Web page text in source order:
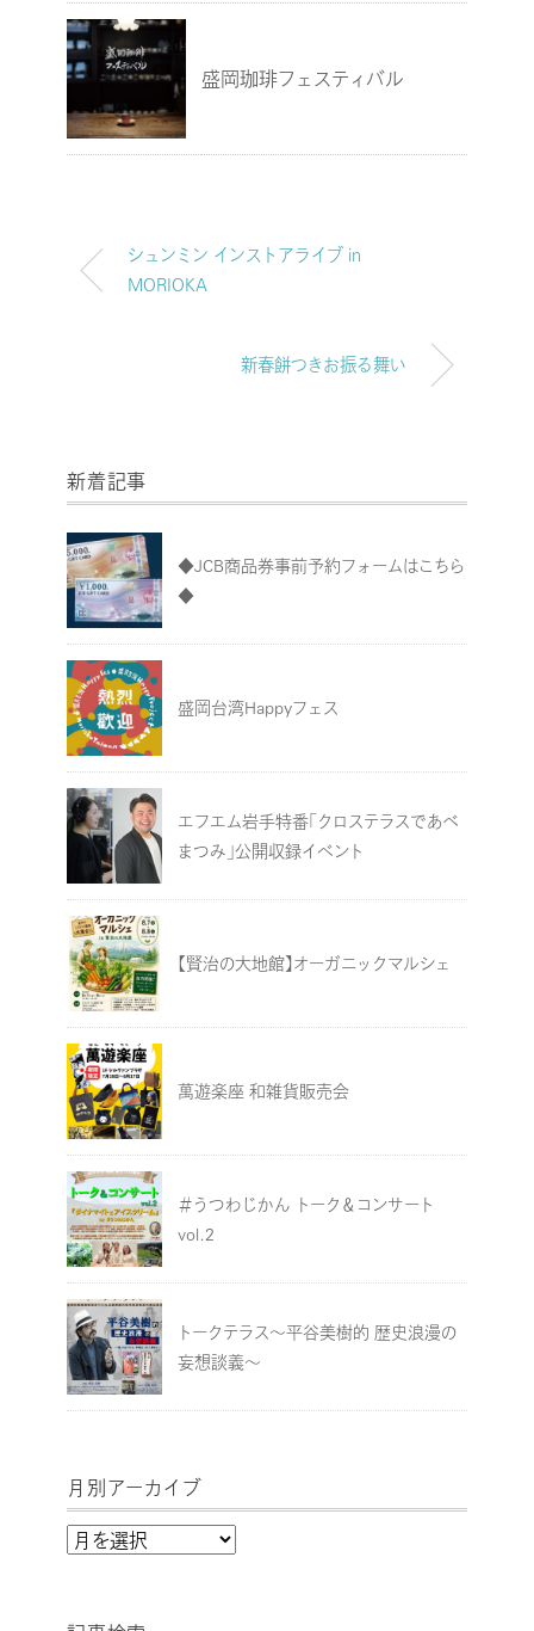
盛岡珈琲フェスティバル
シュンミン インストアライブ in
MORIOKA
新春餅つきお振る舞い
新着記事
◆JCB商品券事前予約フォームはこちら
◆
盛岡台湾Happyフェス
エフエム岩手特番「クロステラスであべ
まつみ」公開収録イベント
【賢治の大地館】オーガニックマルシェ
萬遊楽座 和雑貨販売会
＃うつわじかん トーク＆コンサート
vol.2
トークテラス～平谷美樹的 歴史浪漫の
妄想談義～
月別アーカイブ
月